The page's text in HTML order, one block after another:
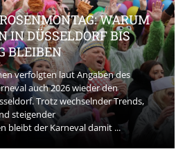
WARUM
IN DÜSSELDORF BIS
BLEIBEN
verfolgten laut Angaben des
auch 2026 wieder den
Trotz wechselnder Trends,
steigender
bleibt der Karneval damit ...